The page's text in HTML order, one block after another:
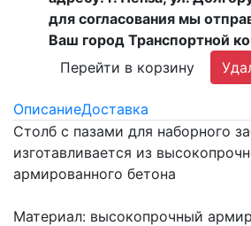
для согласования мы
Ваш город Транспортной
Перейти в корзину
ОписаниеДоставка
Столб с пазами для наборного
изготавливается из
армированного бетона
Материал: высокопрочный